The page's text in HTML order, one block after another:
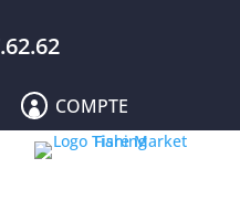
 COMPTE